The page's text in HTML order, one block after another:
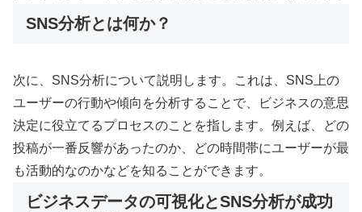
SNS分析とは何か？
次に、SNS分析について説明します。これは、SNS上の
ユーザーの行動や傾向を分析することで、ビジネスの意思
決定に役立てるプロセスのことを指します。例えば、どの
投稿が一番反響があったのか、どの時間帯にユーザーが最
も活動的なのかなどを知ることができます。
ビジネスデータの可視化とSNS分析が成功